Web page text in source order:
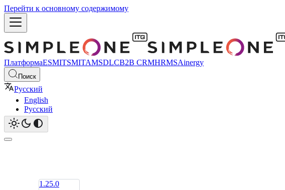
Перейти к основному содержимому
ПлатформаESMITSMITAMSDLCB2B CRMHRMSAinergy
Поиск
Русский
English
Русский
1.25.0